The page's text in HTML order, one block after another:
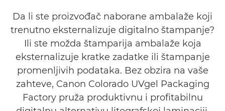
Zašto UVgel?
Da li ste proizvođač naborane ambalaže koji
trenutno eksternalizuje digitalno štampanje?
Ili ste možda štamparija ambalaže koja
eksternalizuje kratke zadatke ili štampanje
promenljivih podataka. Bez obzira na vaše
zahteve, Canon Colorado UVgel Packaging
Factory pruža produktivnu i profitabilnu